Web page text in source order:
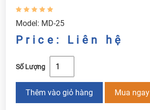
Model: MD-25
Price: Liên hệ
Số Lượng
Thêm vào giỏ hàng Mua ngay